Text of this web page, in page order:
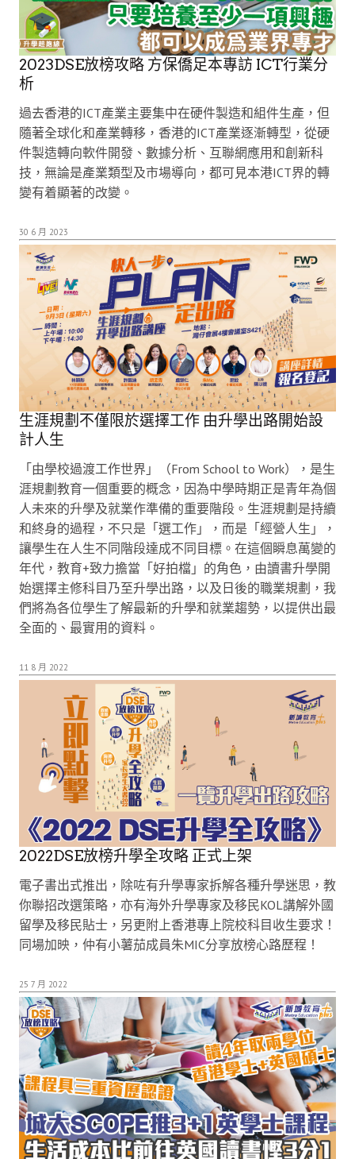
2023DSE放榜攻略 方保僑足本專訪 ICT行業分
析
過去香港的ICT產業主要集中在硬件製造和組件生產，但
隨著全球化和產業轉移，香港的ICT產業逐漸轉型，從硬
件製造轉向軟件開發、數據分析、互聯網應用和創新科
技，無論是產業類型及市場導向，都可見本港ICT界的轉
變有着顯著的改變。
30 6 月 2023
生涯規劃不僅限於選擇工作 由升學出路開始設
計人生
「由學校過渡工作世界」（From School to Work），是生
涯規劃教育一個重要的概念，因為中學時期正是青年為個
人未來的升學及就業作準備的重要階段。生涯規劃是持續
和終身的過程，不只是「選工作」，而是「經營人生」，
讓學生在人生不同階段達成不同目標。在這個瞬息萬變的
年代，教育+致力擔當「好拍檔」的角色，由讀書升學開
始選擇主修科目乃至升學出路，以及日後的職業規劃，我
們將為各位學生了解最新的升學和就業趨勢，以提供出最
全面的、最實用的資料。
11 8 月 2022
2022DSE放榜升學全攻略 正式上架
電子書出式推出，除咗有升學專家拆解各種升學迷思，教
你聯招改選策略，亦有海外升學專家及移民KOL講解外國
留學及移民貼士，另更附上香港專上院校科目收生要求！
同場加映，仲有小薯茄成員朱MIC分享放榜心路歷程！
25 7 月 2022